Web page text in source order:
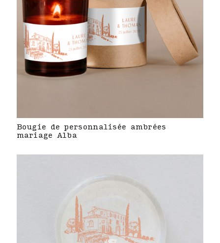
Bougie de personnalisée ambrées
mariage Alba